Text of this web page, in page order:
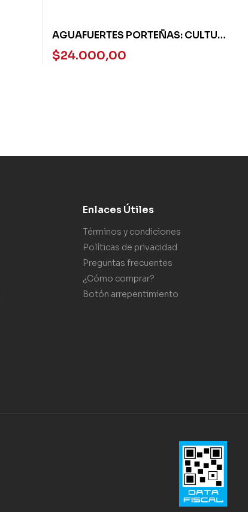
AGUAFUERTES PORTEÑAS: CULTURA
Y POLITICA
$24.000,00
Enlaces Útiles
Términos y condiciones
Políticas de privacidad
Preguntas frecuentes
¿Cómo comprar?
Botón arrepentimiento